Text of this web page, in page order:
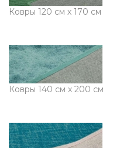
Ковры 120 см х 170 см
Ковры 140 см х 200 см